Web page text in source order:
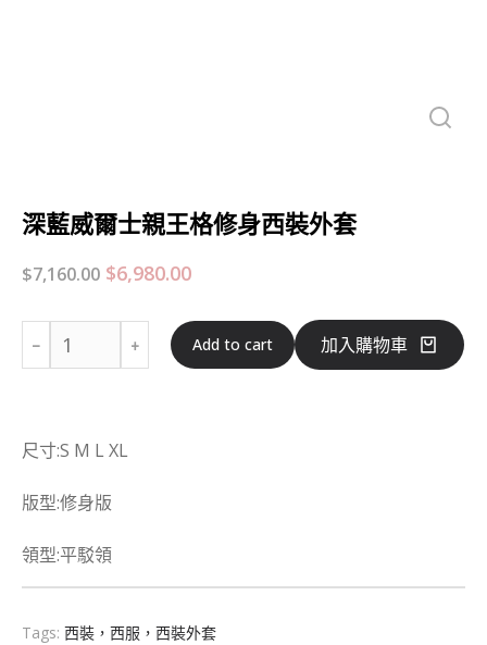
深藍威爾士親王格修身西裝外套
$7,160.00 $6,980.00
Add to cart 加入購物車
尺寸:S M L XL
版型:修身版
領型:平駁領
Tags: 西裝，西服，西裝外套